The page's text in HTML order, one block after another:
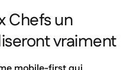
Chefs un
vraiment